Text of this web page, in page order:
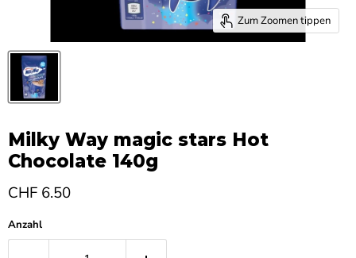
Zum Zoomen tippen
Milky Way magic stars Hot
Chocolate 140g
Aktueller Preis
CHF 6.50
Anzahl